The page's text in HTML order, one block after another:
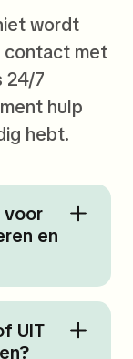
wordt
contact met
24/7
hulp
hebt.
voor
en
UIT